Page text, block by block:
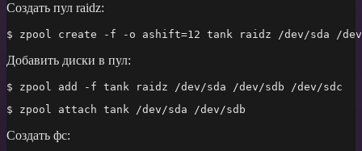
3G
Создать пул raidz:
$ zpool create -f -o ashift=12 tank raidz /dev/sda /
Добавить диски в пул:
$ zpool add -f tank raidz /dev/sda /dev/sdb /dev/sdc
$ zpool attach tank /dev/sda /dev/sdb
Создать фс: